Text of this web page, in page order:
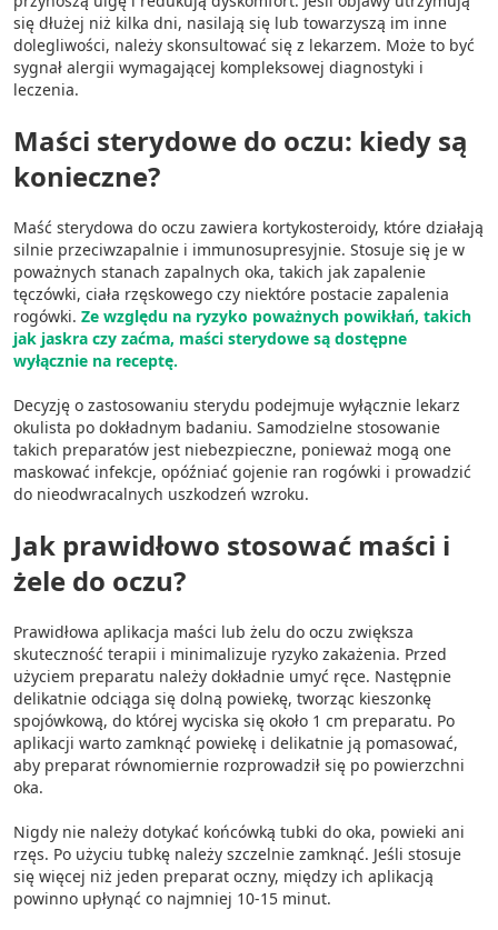
się dłużej niż kilka dni, nasilają się lub towarzyszą im inne
dolegliwości, należy skonsultować się z lekarzem. Może to być
sygnał alergii wymagającej kompleksowej diagnostyki i
leczenia.
Maści sterydowe do oczu: kiedy są
konieczne?
Maść sterydowa do oczu zawiera kortykosteroidy, które działają
silnie przeciwzapalnie i immunosupresyjnie. Stosuje się je w
poważnych stanach zapalnych oka, takich jak zapalenie
tęczówki, ciała rzęskowego czy niektóre postacie zapalenia
rogówki. Ze względu na ryzyko poważnych powikłań, takich
jak jaskra czy zaćma, maści sterydowe są dostępne
wyłącznie na receptę.
Decyzję o zastosowaniu sterydu podejmuje wyłącznie lekarz
okulista po dokładnym badaniu. Samodzielne stosowanie
takich preparatów jest niebezpieczne, ponieważ mogą one
maskować infekcje, opóźniać gojenie ran rogówki i prowadzić
do nieodwracalnych uszkodzeń wzroku.
Jak prawidłowo stosować maści i
żele do oczu?
Prawidłowa aplikacja maści lub żelu do oczu zwiększa
skuteczność terapii i minimalizuje ryzyko zakażenia. Przed
użyciem preparatu należy dokładnie umyć ręce. Następnie
delikatnie odciąga się dolną powiekę, tworząc kieszonkę
spojówkową, do której wyciska się około 1 cm preparatu. Po
aplikacji warto zamknąć powiekę i delikatnie ją pomasować,
aby preparat równomiernie rozprowadził się po powierzchni
oka.
Nigdy nie należy dotykać końcówką tubki do oka, powieki ani
rzęs. Po użyciu tubkę należy szczelnie zamknąć. Jeśli stosuje
się więcej niż jeden preparat oczny, między ich aplikacją
powinno upłynąć co najmniej 10-15 minut.